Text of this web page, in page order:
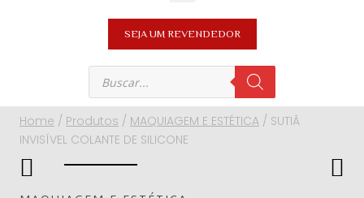
SEJA UM REVENDEDOR
Home / Produtos / MAQUIAGEM E ESTÉTICA / SUTIÃ
INVISÍVEL COLANTE DE SILICONE